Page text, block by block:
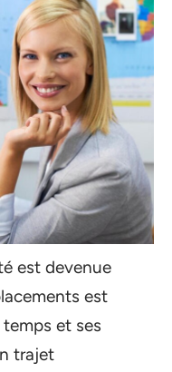
est devenue
est
et ses
trajet